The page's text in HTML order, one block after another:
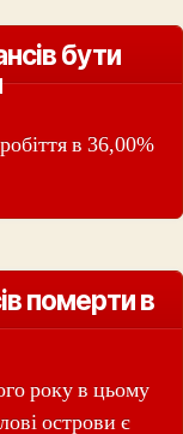
бути
в 36,00%
померти в
року в цьому
острови є